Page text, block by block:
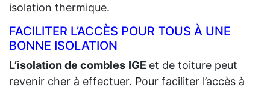
isolation thermique.
FACILITER L’ACCÈS POUR TOUS À UNE
BONNE ISOLATION
L’isolation de combles IGE et de toiture peut
revenir cher à effectuer. Pour faciliter l’accès à